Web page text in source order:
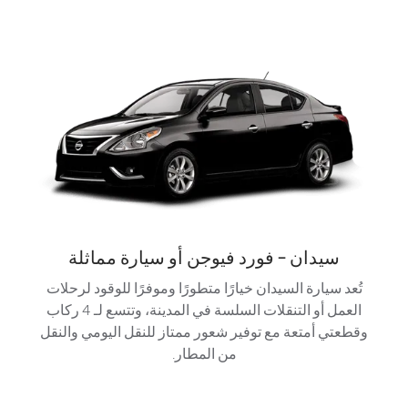
سيدان - فورد فيوجن أو سيارة مماثلة
تُعد سيارة السيدان خيارًا متطورًا وموفرًا للوقود لرحلات
العمل أو التنقلات السلسة في المدينة، وتتسع لـ 4 ركاب
وقطعتي أمتعة مع توفير شعور ممتاز للنقل اليومي والنقل
من المطار.